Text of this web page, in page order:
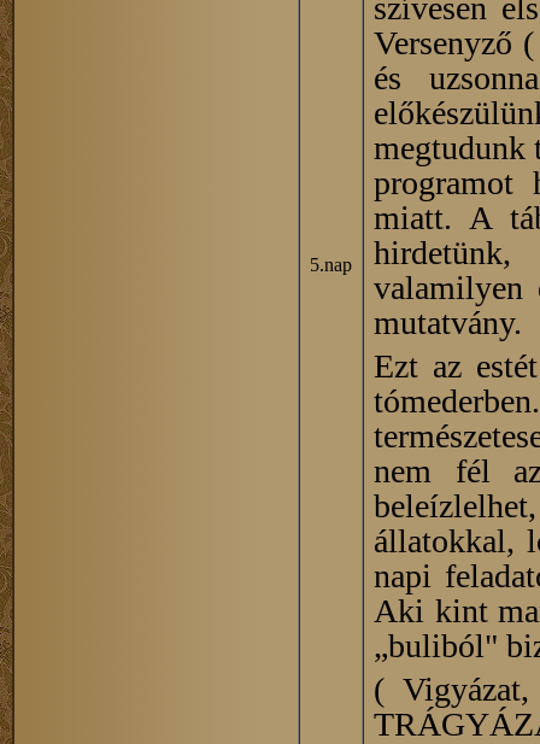
5.nap
szívesen
Versenyző
és
megtudunk
programot
miatt. A
valamilyen
mutatvány.
Ezt az
nem fél
állatokkal,
napi
Aki kint
„buliból"
(